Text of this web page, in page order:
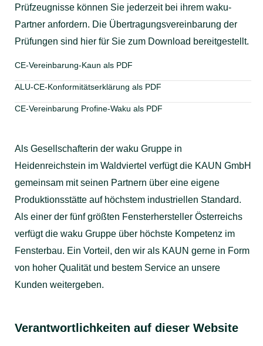
Prüfzeugnisse können Sie jederzeit bei ihrem waku-
Partner anfordern. Die Übertragungsvereinbarung der
Prüfungen sind hier für Sie zum Download bereitgestellt.
CE-Vereinbarung-Kaun als PDF
ALU-CE-Konformitätserklärung als PDF
CE-Vereinbarung Profine-Waku als PDF
Als Gesellschafterin der waku Gruppe in
Heidenreichstein im Waldviertel verfügt die KAUN GmbH
gemeinsam mit seinen Partnern über eine eigene
Produktionsstätte auf höchstem industriellen Standard.
Als einer der fünf größten Fensterhersteller Österreichs
verfügt die waku Gruppe über höchste Kompetenz im
Fensterbau. Ein Vorteil, den wir als KAUN gerne in Form
von hoher Qualität und bestem Service an unsere
Kunden weitergeben.
Verantwortlichkeiten auf dieser Website